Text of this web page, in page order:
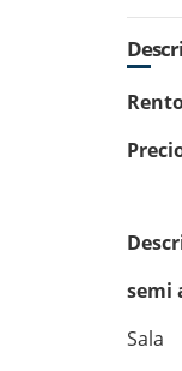
semi
Sala